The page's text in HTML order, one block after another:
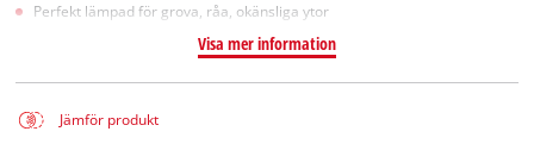
Perfekt lämpad för grova, råa, okänsliga ytor
Visa mer information
Jämför produkt